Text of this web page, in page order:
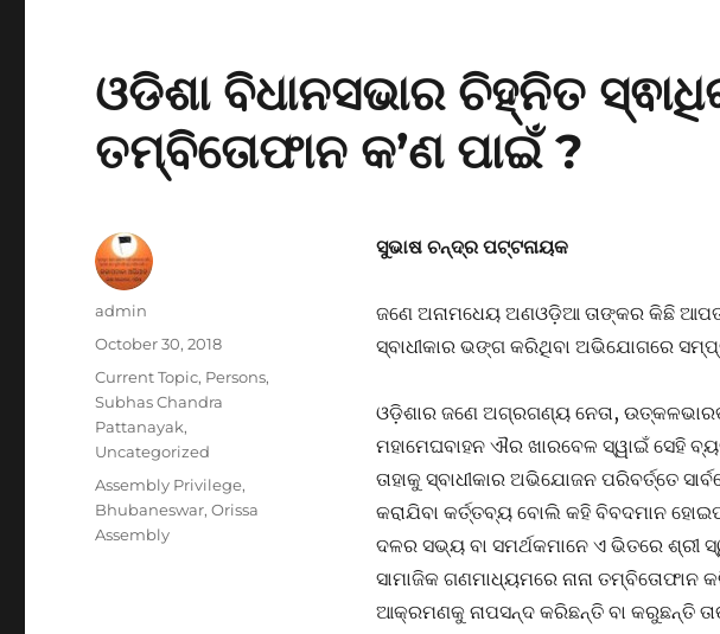
ଓଡିଶା ବିଧାନସଭାର ଚିହ୍ନିତ
ତମ୍ବିତୋଫାନ କ’ଣ ପାଇଁ ?
ସୁଭାଷ ଚନ୍ଦ୍ର ପଟ୍ଟନାୟକ
ଜଣେ ଅନାମଧେୟ ଅଣଓଡ଼ିଆ ତାଙ୍କର କିଛି
ସ୍ବାଧୀକାର ଭଙ୍ଗ କରିଥିବା ଅଭିଯୋଗରେ
ଓଡ଼ିଶାର ଜଣେ ଅଗ୍ରଗଣ୍ୟ ନେତା, ଉତ୍କଳଭାରତ
ମହାମେଘବାହନ ଐର ଖାରବେଳ ସ୍ୱାଇଁ ସେହି
ତାହାକୁ ସ୍ବାଧୀକାର ଅଭିଯୋଜନ ପରିବର୍ତ୍ତେ
କରାଯିବା କର୍ତ୍ତବ୍ୟ ବୋଲି କହି ବିବଦମାନ
ଦଳର ସଭ୍ୟ ବା ସମର୍ଥକମାନେ ଏ ଭିତରେ
ସାମାଜିକ ଗଣମାଧ୍ୟମରେ ନାନା
ଆକ୍ରମଣକୁ ନାପସନ୍ଦ କରିଛନ୍ତି ବା କରୁଛନ୍ତି
Author
admin
Posted
October 30, 2018
Categories
Current Topic, Persons,
Subhas Chandra
Pattanayak,
Uncategorized
Tags
Assembly Privilege,
Bhubaneswar,Orissa
Assembly